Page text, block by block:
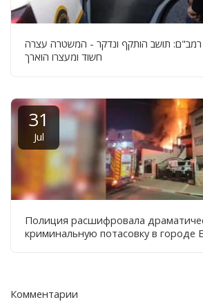
אירוע פלילי ברחוב רמב"ם: תושב הותקף ונדקר - המשטרה עצרה
חשוד ומעצרו הוארך
31
Jul
Полиция расшифровала
криминальную потасовку в
Комментарии